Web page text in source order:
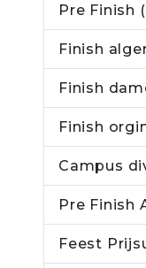
Pre Finish
Finish
Finish
Campus
Pre Finish
Feest